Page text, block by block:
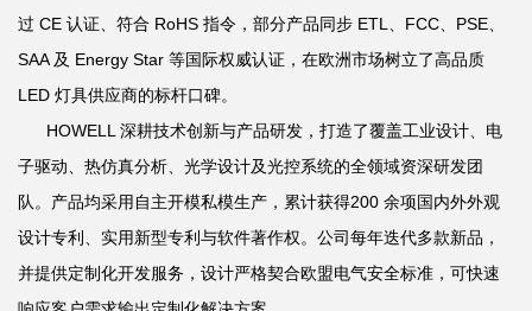
过 CE 认证、符合 RoHS 指令，部分产品同步 ETL、FCC、PSE、
SAA 及 Energy Star 等国际权威认证，在欧洲市场树立了高品质
LED 灯具供应商的标杆口碑。
HOWELL 深耕技术创新与产品研发，打造了覆盖工业设计、电
子驱动、热仿真分析、光学设计及光控系统的全领域资深研发团
队。产品均采用自主开模私模生产，累计获得200 余项国内外外观
设计专利、实用新型专利与软件著作权。公司每年迭代多款新品，
并提供定制化开发服务，设计严格契合欧盟电气安全标准，可快速